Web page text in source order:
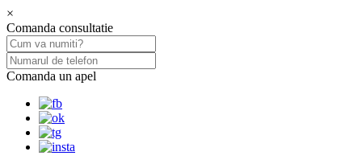
×
Comanda consultatie
Comanda un apel